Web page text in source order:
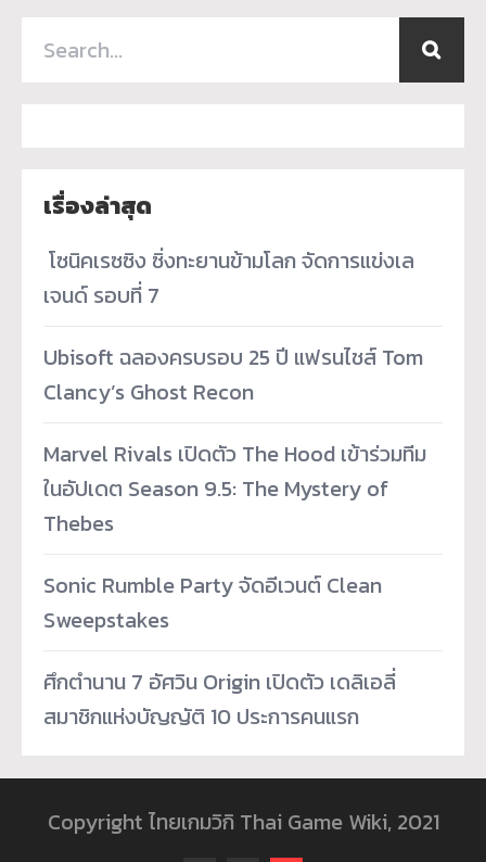
เรื่องล่าสุด
­ โซนิคเรซซิง ซิ่งทะยานข้ามโลก จัดการแข่งเล
เจนด์ รอบที่ 7
Ubisoft ฉลองครบรอบ 25 ปี แฟรนไชส์ Tom
Clancy’s Ghost Recon
Marvel Rivals เปิดตัว The Hood เข้าร่วมทีม
ในอัปเดต Season 9.5: The Mystery of
Thebes
Sonic Rumble Party จัดอีเวนต์ Clean
Sweepstakes
ศึกตำนาน 7 อัศวิน Origin เปิดตัว เดลิเอลี่
สมาชิกแห่งบัญญัติ 10 ประการคนแรก
Copyright ไทยเกมวิกิ Thai Game Wiki, 2021